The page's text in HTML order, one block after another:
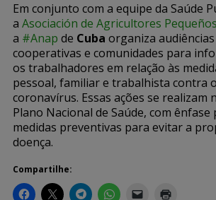
Em conjunto com a equipe da Saúde
a Asociación de Agricultores Pequeños
a #Anap de Cuba organiza
cooperativas e comunidades para
os trabalhadores em relação às
pessoal, familiar e trabalhista contra
coronavírus. Essas ações se realizam
Plano Nacional de Saúde, com
medidas preventivas para evitar a
doença.
Compartilhe: